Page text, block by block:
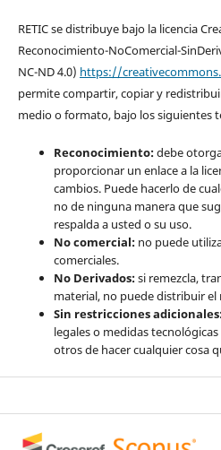
RETIC se distribuye bajo la licencia
Reconocimiento-NoComercial-
NC-ND 4.0) https://
permite compartir, copiar y
medio o formato, bajo los siguientes
Reconocimiento:debe
proporcionar un enlace a la
cambios. Puede hacerlo de
no de ninguna manera que
respalda a usted o su uso.
No comercial:no puede
comerciales.
No Derivados:si remezcla,
material, no puede distribuir
Sin restricciones
legales o medidas
otros de hacer cualquier cosa